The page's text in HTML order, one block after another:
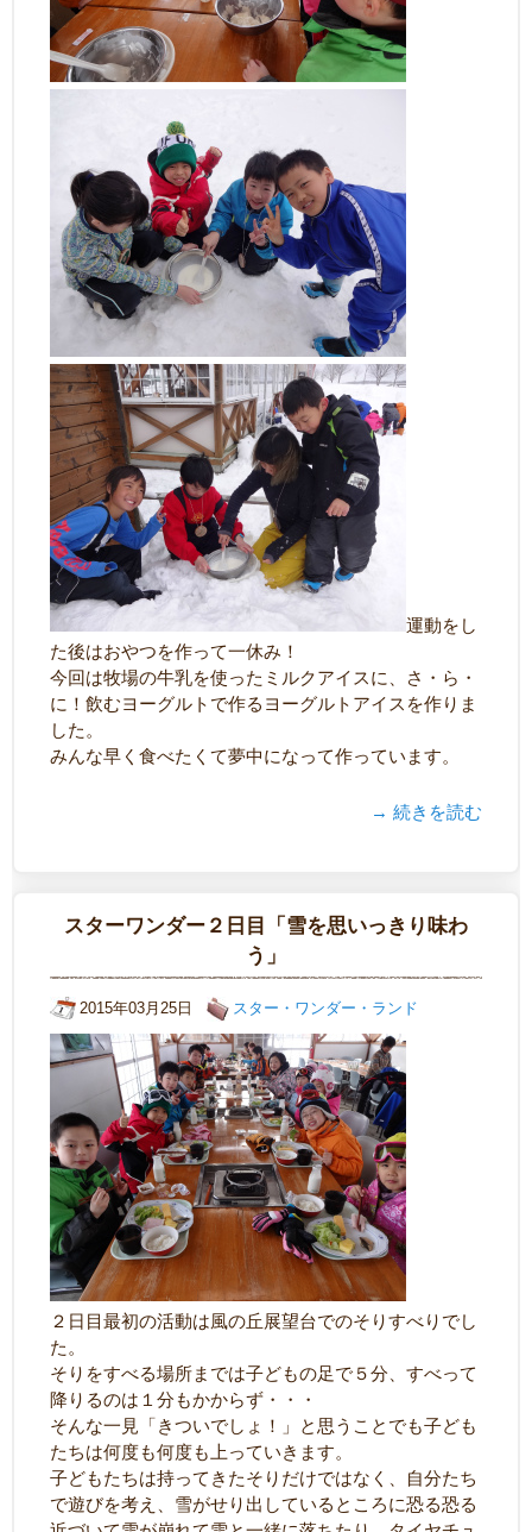
運動をし
た後はおやつを作って一休み！
今回は牧場の牛乳を使ったミルクアイスに、さ・ら・
に！飲むヨーグルトで作るヨーグルトアイスを作りま
した。
みんな早く食べたくて夢中になって作っています。
→ 続きを読む
スターワンダー２日目「雪を思いっきり味わ
う」
2015年03月25日 スター・ワンダー・ランド
２日目最初の活動は風の丘展望台でのそりすべりでし
た。
そりをすべる場所までは子どもの足で５分、すべって
降りるのは１分もかからず・・・
そんな一見「きついでしょ！」と思うことでも子ども
たちは何度も何度も上っていきます。
子どもたちは持ってきたそりだけではなく、自分たち
で遊びを考え、雪がせり出しているところに恐る恐る